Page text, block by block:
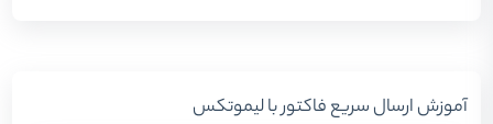
آموزش ارسال سریع فاکتور با لیموتکس